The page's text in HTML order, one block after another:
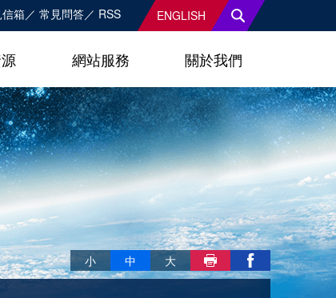
箱 常見問答 RSS ENGLISH
網站服務 關於我們
略過字型切換，社群分享工具列
小
中 大